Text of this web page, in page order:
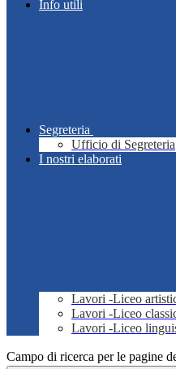
Info utili
Segreteria
Ufficio di Segreteria
I nostri elaborati
Lavori -Liceo
Lavori -Liceo
Lavori -Liceo
Campo di ricerca per le pagine